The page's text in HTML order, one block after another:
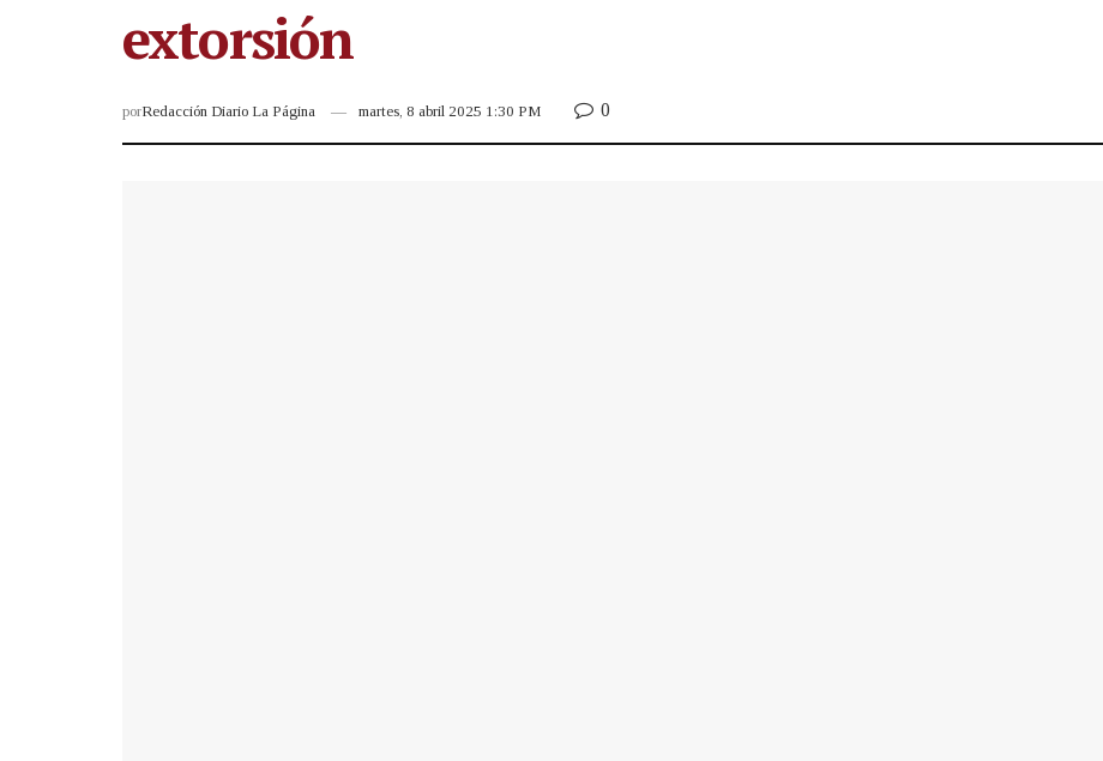
extorsión
porRedacción Diario La Página martes, 8 abril 2025 1:30 PM 0